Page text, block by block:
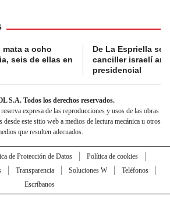
a ocho
seis de ellas en
De La Espriella se
canciller israelí
presidencial
S.A. Todos los derechos reservados.
expresa de las reproducciones y usos de las obras
desde este sitio web a medios de lectura mecánica u otros
que resulten adecuados.
de Protección de Datos
Política de cookies
Transparencia Soluciones W
Teléfonos
Escríbanos